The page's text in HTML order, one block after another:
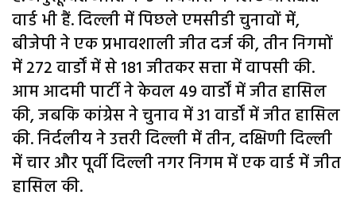
वार्ड भी हैं. दिल्ली में पिछले एमसीडी चुनावों में,
बीजेपी ने एक प्रभावशाली जीत दर्ज की, तीन निगमों
में 272 वार्डों में से 181 जीतकर सत्ता में वापसी की.
आम आदमी पार्टी ने केवल 49 वार्डों में जीत हासिल
की, जबकि कांग्रेस ने चुनाव में 31 वार्डों में जीत हासिल
की. निर्दलीय ने उत्तरी दिल्ली में तीन, दक्षिणी दिल्ली
में चार और पूर्वी दिल्ली नगर निगम में एक वार्ड में जीत
हासिल की.